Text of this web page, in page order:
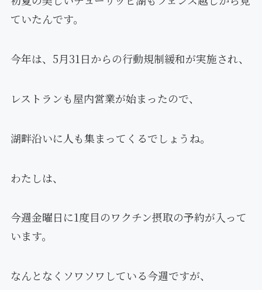
ていたんです。
今年は、5月31日からの行動規制緩和が実施され、
レストランも屋内営業が始まったので、
湖畔沿いに人も集まってくるでしょうね。
わたしは、
今週金曜日に1度目のワクチン摂取の予約が入って
います。
なんとなくソワソワしている今週ですが、